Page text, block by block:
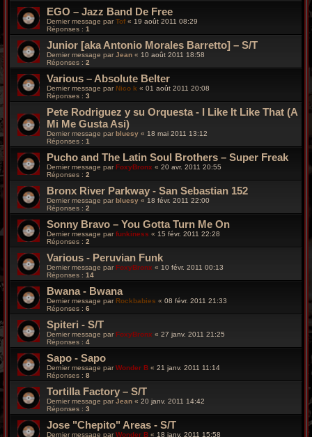
EGO – Jazz Band De Free
Dernier message parTof« 19 août 2011 08:29
Réponses : 1
Junior [aka Antonio Morales Barretto] – S/T
Dernier message par Jean « 10 août 2011 18:58
Réponses : 2
Various – Absolute Belter
Dernier message parNico k « 01 août 2011 20:08
Réponses : 3
Pete Rodriguez y su Orquesta - I Like It Like That (A
Mi Me Gusta Asi)
Dernier message par bluesy « 18 mai 2011 13:12
Réponses : 1
Pucho and The Latin Soul Brothers – Super Freak
Dernier message parFoxyBronx « 20 avr. 2011 20:55
Réponses : 2
Bronx River Parkway - San Sebastian 152
Dernier message par bluesy « 18 févr. 2011 22:00
Réponses : 2
Sonny Bravo – You Gotta Turn Me On
Dernier message parfunkiness « 15 févr. 2011 22:28
Réponses : 2
Various - Peruvian Funk
Dernier message par FoxyBronx « 10 févr. 2011 00:13
Réponses : 14
Bwana - Bwana
Dernier message parRockbabies « 08 févr. 2011 21:33
Réponses : 6
Spiteri - S/T
Dernier message par FoxyBronx « 27 janv. 2011 21:25
Réponses : 4
Sapo - Sapo
Dernier message parWonder B « 21 janv. 2011 11:14
Réponses : 8
Tortilla Factory – S/T
Dernier message par Jean « 20 janv. 2011 14:42
Réponses : 3
Jose "Chepito" Areas - S/T
Dernier message parWonder B « 18 janv. 2011 15:58